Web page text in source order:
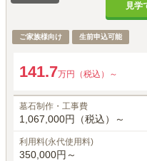
見学
ご家族様向け 生前申込可能
141.7万円（税込）～
墓石制作・工事費
1,067,000円（税込）～
利用料(永代使用料)
350,000円～